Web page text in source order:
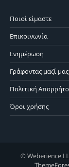
Ποιοί είμαστε
Επικοινωνία
Ενημέρωση
Γράφοντας μαζί μας
Πολιτική
Όροι χρήσης
© Weberience